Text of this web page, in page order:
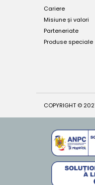
Cariere
Misiune și valori
Parteneriate
Produse speciale
COPYRIGHT ©